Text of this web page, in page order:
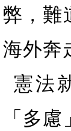
弊，難
海外奔
憲法
「多